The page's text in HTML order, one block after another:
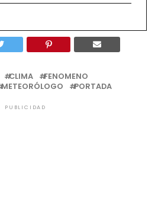
CLIMA
FENOMENO
METEORÓLOGO PORTADA
PUBLICIDAD